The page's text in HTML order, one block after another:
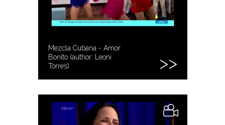
Mezcla Cubana - Amor
Bonito (author: Leoni
Torres)